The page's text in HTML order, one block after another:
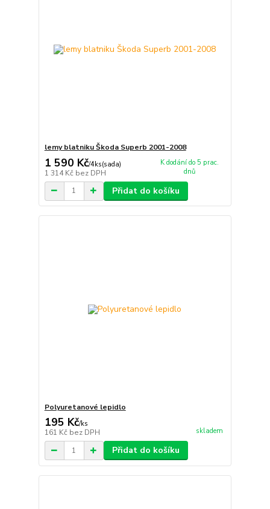
lemy blatniku Škoda Superb 2001-2008
1 590 Kč/4ks(sada)
1 314 Kč bez DPH
K dodání do 5 prac.
dnů
Přidat do košíku
Polyuretanové lepidlo
195 Kč/ks
161 Kč bez DPH skladem
Přidat do košíku